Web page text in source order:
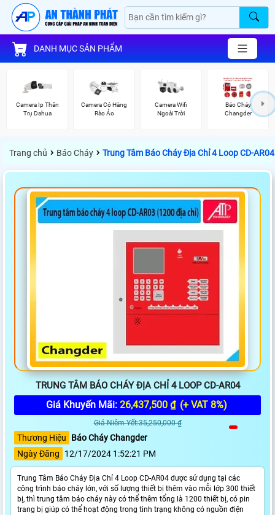
DANH MỤC SẢN PHẨM
Camera Ip Thân
Trụ Dahua
Camera Có Hàng
Rào Ảo
Camera Wifi
Ngoài Trời
Báo Cháy
Changder
Trang chủ › Báo Cháy › Trung Tâm Báo Cháy Địa Chỉ 4 Loop CD-AR04
TRUNG TÂM BÁO CHÁY ĐỊA CHỈ 4 LOOP CD-AR04
Giá Khuyến Mãi: 26,437,500 ₫ (+ VAT 8%)
Giá Niêm Yết:35,250,000 ₫
Thương Hiệu
Báo Cháy Changder
Ngày Đăng
12/17/2024 1:52:21 PM
Trung Tâm Báo Cháy Địa Chỉ 4 Loop CD-AR04 được sử dụng tại các
công trình báo cháy lớn, với số lượng thiết bị thêm vào mỗi lớp 300 thiết
bị, thì trung tâm báo cháy này có thể thêm tổng là 1200 thiết bị, có pin
trang bị giúp có thể hoạt động trong tình trạng không có nguồn điện